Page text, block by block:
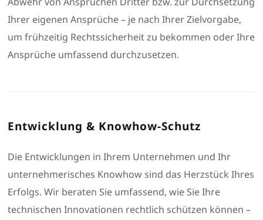
Ihrer eigenen Ansprüche – je nach Ihrer Zielvorgabe,
um frühzeitig Rechtssicherheit zu bekommen oder Ihre
Ansprüche umfassend durchzusetzen.
Entwicklung & Knowhow-Schutz
Die Entwicklungen in Ihrem Unternehmen und Ihr
unternehmerisches Knowhow sind das Herzstück Ihres
Erfolgs. Wir beraten Sie umfassend, wie Sie Ihre
technischen Innovationen rechtlich schützen können –